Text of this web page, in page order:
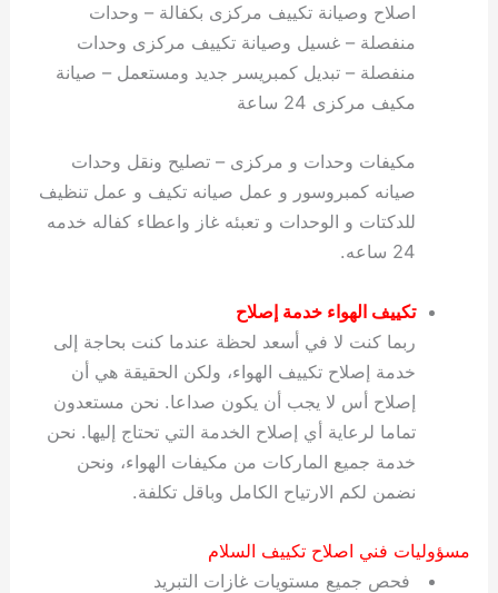
اصلاح وصيانة تكييف مركزى بكفالة – وحدات
منفصلة – غسيل وصيانة تكييف مركزى وحدات
منفصلة – تبديل كمبريسر جديد ومستعمل – صيانة
مكيف مركزى 24 ساعة
مكيفات وحدات و مركزى – تصليح ونقل وحدات
صيانه كمبروسور و عمل صيانه تكيف و عمل تنظيف
للدكتات و الوحدات و تعبئه غاز واعطاء كفاله خدمه
24 ساعه.
تكييف الهواءخدمةإصلاح
ربما كنت لا في أسعد لحظة عندما كنت بحاجة إلى
خدمة إصلاح تكييف الهواء، ولكن الحقيقة هي أن
إصلاح أس لا يجب أن يكون صداعا. نحن مستعدون
تماما لرعاية أي إصلاح الخدمة التي تحتاج إليها. نحن
خدمة جميع الماركات من مكيفات الهواء، ونحن
نضمن لكم الارتياح الكامل وباقل تكلفة.
مسؤوليات فني اصلاح تكييف السلام
فحص جميع مستويات غازات التبريد